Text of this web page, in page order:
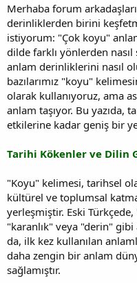
a
n
i
h
i
Merhaba forum
derinliklerden birini
istiyorum: "Çok koyu"
dilde farklı yönlerden
anlam derinliklerini nasıl
bazılarımız "koyu"
olarak kullanıyoruz, ama
anlam taşıyor. Bu yazıda,
etkilerine kadar geniş bir
Tarihi Kökenler ve Dilin
"Koyu" kelimesi, tarihsel
kültürel ve toplumsal
yerleşmiştir. Eski
"karanlık" veya "derin"
da, ilk kez kullanılan
daha zengin bir anlam
sağlamıştır.